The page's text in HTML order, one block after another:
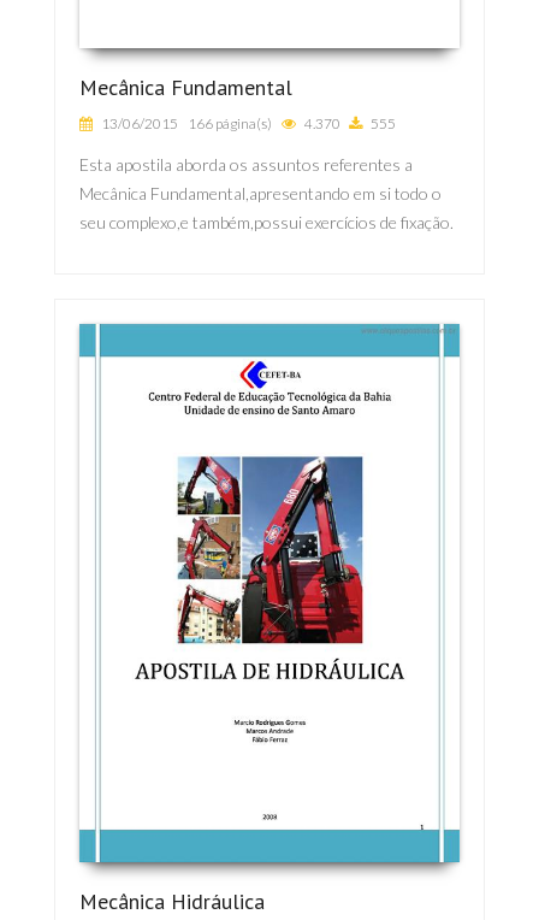
Mecânica Fundamental
13/06/2015 166 página(s) 4.370 555
Esta apostila aborda os assuntos referentes a
Mecânica Fundamental,apresentando em si todo o
seu complexo,e também,possui exercícios de fixação.
Mecânica Hidráulica